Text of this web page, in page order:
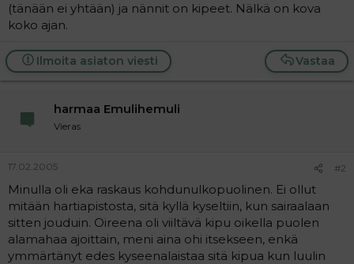
(tänään ei yhtään) ja nännit on kipeet. Nälkä on kova
koko ajan.
Vastaa
Ilmoita asiaton viesti
harmaa Emulihemuli
Vieras
17.02.2005 #2
Minulla oli eka raskaus kohdunulkopuolinen. Ei ollut
mitään hartiapistosta, sitä kyllä kyseltiin, kun sairaalaan
sitten jouduin. Oireena oli viiltävä kipu oikella puolen
alamahaa ajoittain, meni aina ohi itsekseen, enkä
ymmärtänyt edes kyseenalaistaa sitä kipua kun luulin